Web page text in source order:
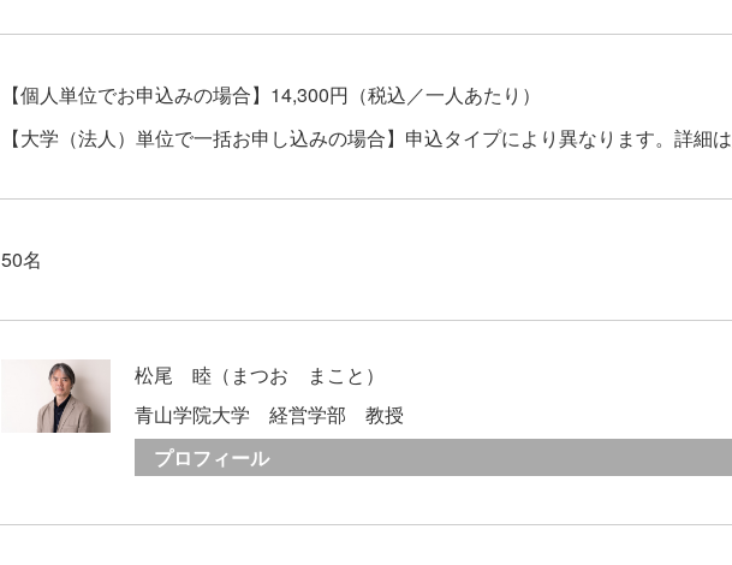
【個人単位でお申込みの場合】14,300円（税込／一人あたり）
【大学（法人）単位で一括お申し込みの場合】申込タイプにより異なります。詳細は
50名
松尾 睦（まつお まこと）
青山学院大学 経営学部 教授
プロフィール